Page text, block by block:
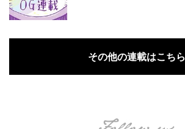
その他の連載はこちら